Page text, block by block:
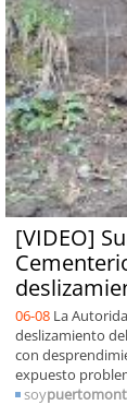
[VIDEO]
06-08 La
deslizamiento
con
expuesto
soy